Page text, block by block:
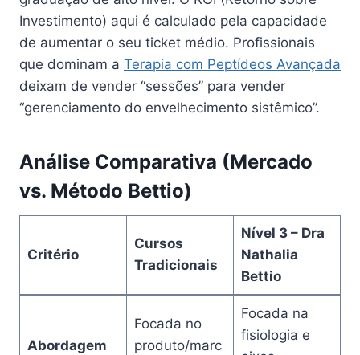
Investimento) aqui é calculado pela capacidade
de aumentar o seu ticket médio. Profissionais
que dominam a Terapia com Peptídeos Avançada
deixam de vender “sessões” para vender
“gerenciamento do envelhecimento sistêmico”.
Análise Comparativa (Mercado
vs. Método Bettio)
Critério
Cursos
Tradicionais
Nível 3 – Dra
Nathalia
Bettio
Abordagem
Focada no
produto/marc
Focada na
fisiologia e